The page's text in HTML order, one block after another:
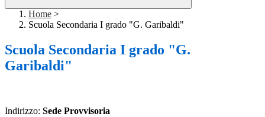
Home >
Scuola Secondaria I grado "G. Garibaldi"
Scuola Secondaria I grado "G.
Garibaldi"
Indirizzo: Sede Provvisoria